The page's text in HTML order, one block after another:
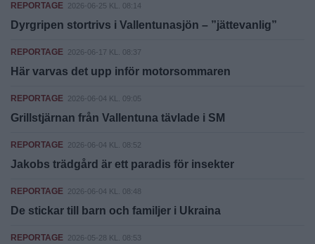
REPORTAGE 2026-06-25 KL. 08:14
Dyrgripen stortrivs i Vallentunasjön – ”jättevanlig”
REPORTAGE 2026-06-17 KL. 08:37
Här varvas det upp inför motorsommaren
REPORTAGE 2026-06-04 KL. 09:05
Grillstjärnan från Vallentuna tävlade i SM
REPORTAGE 2026-06-04 KL. 08:52
Jakobs trädgård är ett paradis för insekter
REPORTAGE 2026-06-04 KL. 08:48
De stickar till barn och familjer i Ukraina
REPORTAGE 2026-05-28 KL. 08:53